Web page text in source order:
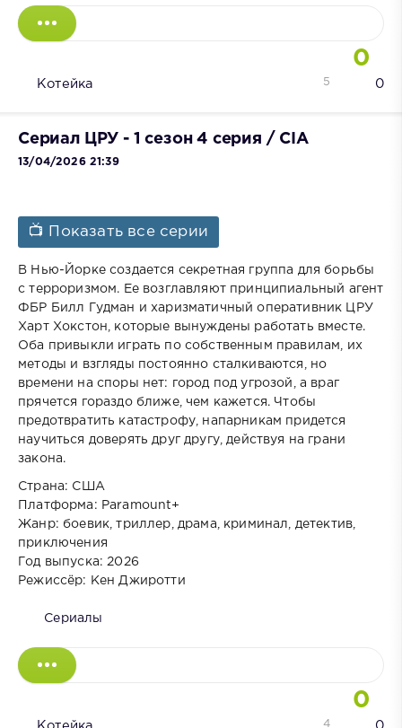
0
Котейка 0
5
Сериал ЦРУ - 1 сезон 4 серия / CIA
13/04/2026 21:39
📺 Показать все серии
В Нью-Йорке создается секретная группа для борьбы
с терроризмом. Ее возглавляют принципиальный агент
ФБР Билл Гудман и харизматичный оперативник ЦРУ
Харт Хокстон, которые вынуждены работать вместе.
Оба привыкли играть по собственным правилам, их
методы и взгляды постоянно сталкиваются, но
времени на споры нет: город под угрозой, а враг
прячется гораздо ближе, чем кажется. Чтобы
предотвратить катастрофу, напарникам придется
научиться доверять друг другу, действуя на грани
закона.
Страна: США
Платформа: Paramount+
Жанр: боевик, триллер, драма, криминал, детектив,
приключения
Год выпуска: 2026
Режиссёр: Кен Джиротти
Сериалы
0
4